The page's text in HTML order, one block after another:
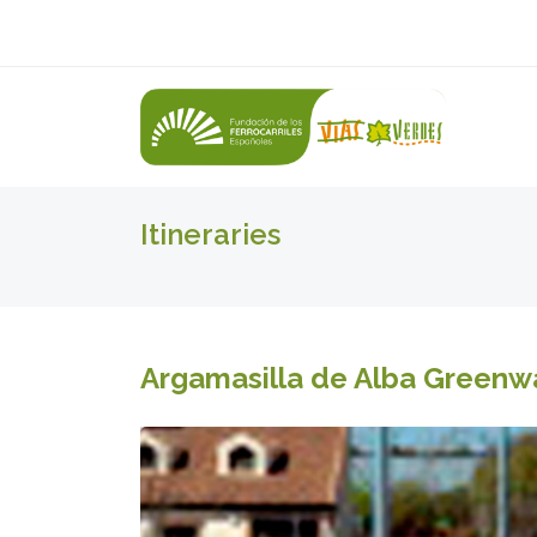
Itineraries
Argamasilla de Alba